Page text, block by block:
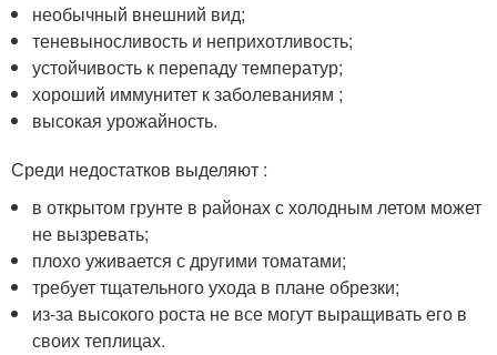
необычный внешний вид;
теневыносливость и неприхотливость;
устойчивость к перепаду температур;
хороший иммунитет к заболеваниям ;
высокая урожайность.
Среди недостатков выделяют :
в открытом грунте в районах с холодным летом может
не вызревать;
плохо уживается с другими томатами;
требует тщательного ухода в плане обрезки;
из-за высокого роста не все могут выращивать его в
своих теплицах.